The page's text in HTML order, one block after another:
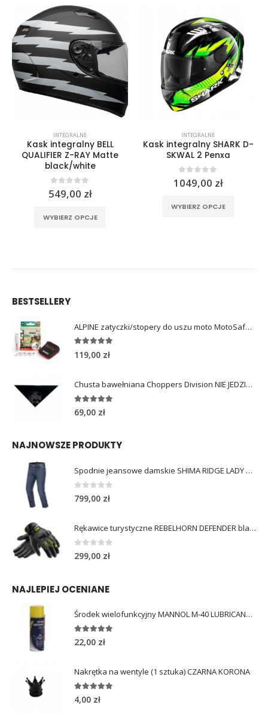
INTEGRALNE
Kask integralny BELL
QUALIFIER Z-RAY Matte
black/white
0 out of 5
549,00 zł
WYBIERZ OPCJE
INTEGRALNE
Kask integralny SHARK D-
SKWAL 2 Penxa
0 out of 5
1049,00 zł
WYBIERZ OPCJE
BESTSELLERY
ALPINE zatyczki/stopery do uszu moto MotoSafe Pro
out of 5
119,00 zł
Chusta bawełniana Choppers Division NIE JEDZIESZ NIE ŻYJESZ
out of 5
69,00 zł
NAJNOWSZE PRODUKTY
Spodnie jeansowe damskie SHIMA RIDGE LADY blue
out of 5
799,00 zł
Rękawice turystyczne REBELHORN DEFENDER black yellow fluo
out of 5
299,00 zł
NAJLEPIEJ OCENIANE
Środek wielofunkcyjny MANNOL M-40 LUBRICANT 450ml
5.00out of 5
22,00 zł
Nakrętka na wentyle (1 sztuka) CZARNA KORONA
5.00 out of 5
4,00 zł